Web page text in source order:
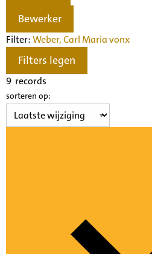
Bewerker
Filter:Weber, Carl Maria vonx
Filters legen
9 records
sorteren op: